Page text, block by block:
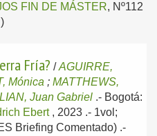
FIN DE MÁSTER, Nº112
Fría? /AGUIRRE,
Mónica ; MATTHEWS,
Juan Gabriel .- Bogotá:
Ebert, 2023 .- 1vol;
Briefing Comentado) .-